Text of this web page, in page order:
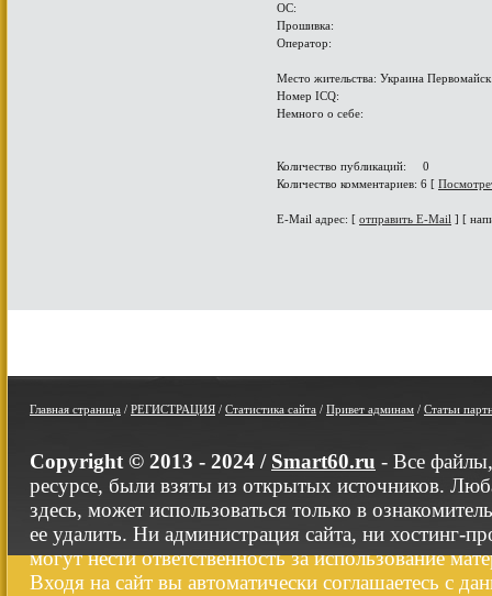
ОС:
Прошивка:
Оператор:
Место жительства: Украина Первомайск
Номер ICQ:
Немного о себе:
Количество публикаций: 0
Количество комментариев: 6 [
E-Mail адрес: [ отправить E-Mail ] [
Главная страница / РЕГИСТРАЦИЯ / Статистика сайта / Привет админам / Статьи
Copyright © 2013 - 2024 / Smart60.ru - Все
ресурсе, были взяты из открытых источников.
здесь, может использоваться только в
ее удалить. Ни администрация сайта, ни хостинг-
могут нести ответственность за использование
Входя на сайт вы автоматически соглашаетесь с